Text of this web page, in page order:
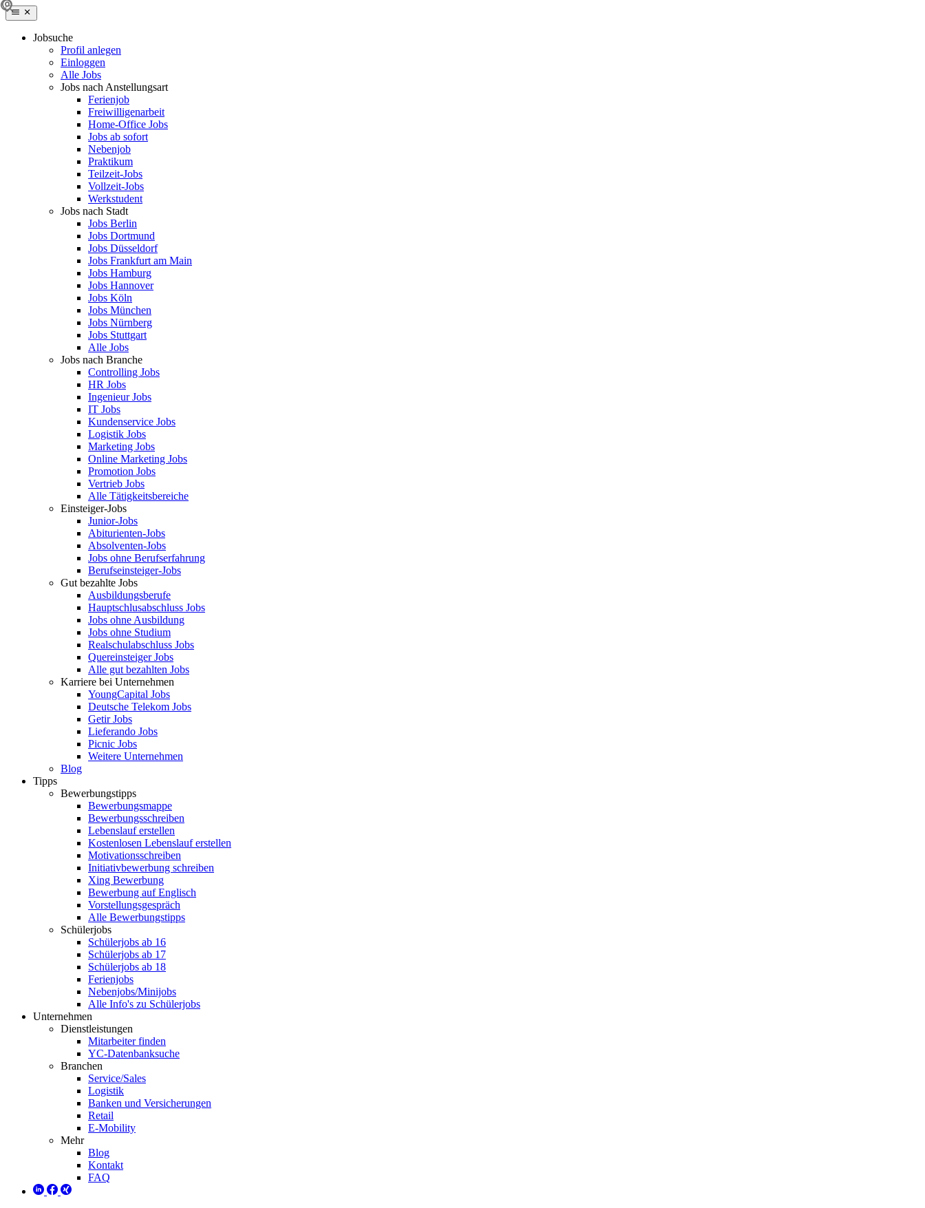
Jobsuche
Profil anlegen
Einloggen
Alle Jobs
Jobs nach Anstellungsart
Ferienjob
Freiwilligenarbeit
Home-Office Jobs
Jobs ab sofort
Nebenjob
Praktikum
Teilzeit-Jobs
Vollzeit-Jobs
Werkstudent
Jobs nach Stadt
Jobs Berlin
Jobs Dortmund
Jobs Düsseldorf
Jobs Frankfurt am Main
Jobs Hamburg
Jobs Hannover
Jobs Köln
Jobs München
Jobs Nürnberg
Jobs Stuttgart
Alle Jobs
Jobs nach Branche
Controlling Jobs
HR Jobs
Ingenieur Jobs
IT Jobs
Kundenservice Jobs
Logistik Jobs
Marketing Jobs
Online Marketing Jobs
Promotion Jobs
Vertrieb Jobs
Alle Tätigkeitsbereiche
Einsteiger-Jobs
Junior-Jobs
Abiturienten-Jobs
Absolventen-Jobs
Jobs ohne Berufserfahrung
Berufseinsteiger-Jobs
Gut bezahlte Jobs
Ausbildungsberufe
Hauptschlusabschluss Jobs
Jobs ohne Ausbildung
Jobs ohne Studium
Realschulabschluss Jobs
Quereinsteiger Jobs
Alle gut bezahlten Jobs
Karriere bei Unternehmen
YoungCapital Jobs
Deutsche Telekom Jobs
Getir Jobs
Lieferando Jobs
Picnic Jobs
Weitere Unternehmen
Blog
Tipps
Bewerbungstipps
Bewerbungsmappe
Bewerbungsschreiben
Lebenslauf erstellen
Kostenlosen Lebenslauf erstellen
Motivationsschreiben
Initiativbewerbung schreiben
Xing Bewerbung
Bewerbung auf Englisch
Vorstellungsgespräch
Alle Bewerbungstipps
Schülerjobs
Schülerjobs ab 16
Schülerjobs ab 17
Schülerjobs ab 18
Ferienjobs
Nebenjobs/Minijobs
Alle Info's zu Schülerjobs
Unternehmen
Dienstleistungen
Mitarbeiter finden
YC-Datenbanksuche
Branchen
Service/Sales
Logistik
Banken und Versicherungen
Retail
E-Mobility
Mehr
Blog
Kontakt
FAQ